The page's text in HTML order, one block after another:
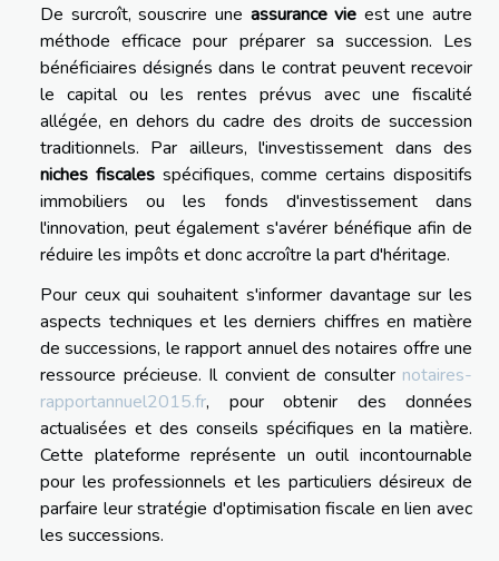
De surcroît, souscrire une assurance vie est une autre
méthode efficace pour préparer sa succession. Les
bénéficiaires désignés dans le contrat peuvent recevoir
le capital ou les rentes prévus avec une fiscalité
allégée, en dehors du cadre des droits de succession
traditionnels. Par ailleurs, l'investissement dans des
niches fiscalesspécifiques, comme certains dispositifs
immobiliers ou les fonds d'investissement dans
l'innovation, peut également s'avérer bénéfique afin de
réduire les impôts et donc accroître la part d'héritage.
Pour ceux qui souhaitent s'informer davantage sur les
aspects techniques et les derniers chiffres en matière
de successions, le rapport annuel des notaires offre une
ressource précieuse. Il convient de consulter notaires-
rapportannuel2015.fr, pour obtenir des données
actualisées et des conseils spécifiques en la matière.
Cette plateforme représente un outil incontournable
pour les professionnels et les particuliers désireux de
parfaire leur stratégie d'optimisation fiscale en lien avec
les successions.